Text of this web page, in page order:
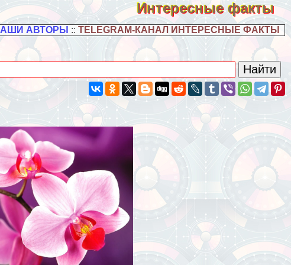
Интересные факты
АВТОРЫ :: TELEGRAM-КАНАЛ ИНТЕРЕСНЫЕ ФАКТЫ